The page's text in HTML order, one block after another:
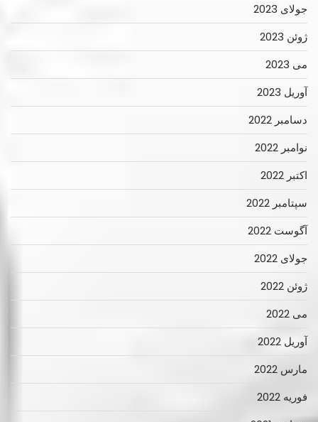
جولای 2023
ژوئن 2023
می 2023
آوریل 2023
دسامبر 2022
نوامبر 2022
اکتبر 2022
سپتامبر 2022
آگوست 2022
جولای 2022
ژوئن 2022
می 2022
آوریل 2022
مارس 2022
فوریه 2022